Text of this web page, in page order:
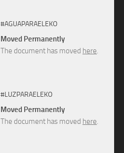
#AGUAPARAELEKO
Moved Permanently
The document has moved here.
#LUZPARAELEKO
Moved Permanently
The document has moved here.